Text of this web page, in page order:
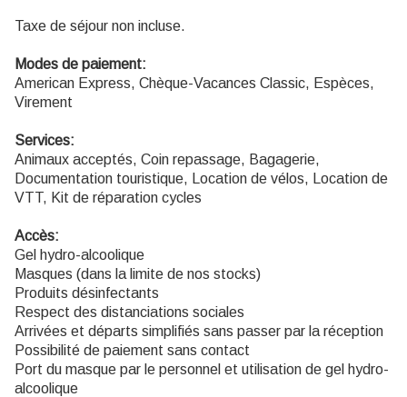
Taxe de séjour non incluse.
Modes de paiement:
American Express, Chèque-Vacances Classic, Espèces,
Virement
Services:
Animaux acceptés, Coin repassage, Bagagerie,
Documentation touristique, Location de vélos, Location de
VTT, Kit de réparation cycles
Accès:
Gel hydro-alcoolique
Masques (dans la limite de nos stocks)
Produits désinfectants
Respect des distanciations sociales
Arrivées et départs simplifiés sans passer par la réception
Possibilité de paiement sans contact
Port du masque par le personnel et utilisation de gel hydro-
alcoolique